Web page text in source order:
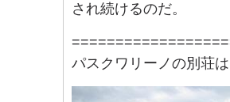
され続けるのだ。
パスクワリーノの別荘